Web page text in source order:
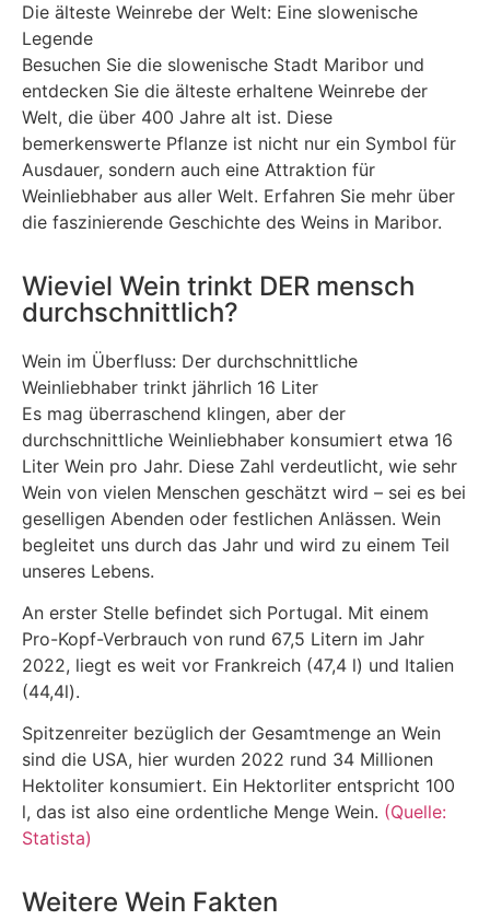
Die älteste Weinrebe der Welt: Eine slowenische
Legende
Besuchen Sie die slowenische Stadt Maribor und
entdecken Sie die älteste erhaltene Weinrebe der
Welt, die über 400 Jahre alt ist. Diese
bemerkenswerte Pflanze ist nicht nur ein Symbol für
Ausdauer, sondern auch eine Attraktion für
Weinliebhaber aus aller Welt. Erfahren Sie mehr über
die faszinierende Geschichte des Weins in Maribor.
Wieviel Wein trinkt DER mensch
durchschnittlich?
Wein im Überfluss: Der durchschnittliche
Weinliebhaber trinkt jährlich 16 Liter
Es mag überraschend klingen, aber der
durchschnittliche Weinliebhaber konsumiert etwa 16
Liter Wein pro Jahr. Diese Zahl verdeutlicht, wie sehr
Wein von vielen Menschen geschätzt wird – sei es bei
geselligen Abenden oder festlichen Anlässen. Wein
begleitet uns durch das Jahr und wird zu einem Teil
unseres Lebens.
An erster Stelle befindet sich Portugal. Mit einem
Pro-Kopf-Verbrauch von rund 67,5 Litern im Jahr
2022, liegt es weit vor Frankreich (47,4 l) und Italien
(44,4l).
Spitzenreiter bezüglich der Gesamtmenge an Wein
sind die USA, hier wurden 2022 rund 34 Millionen
Hektoliter konsumiert. Ein Hektorliter entspricht 100
l, das ist also eine ordentliche Menge Wein. (Quelle:
Statista)
Weitere Wein Fakten